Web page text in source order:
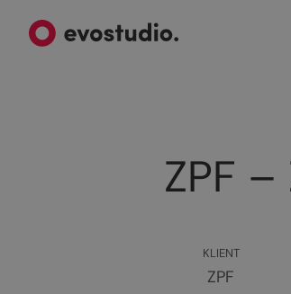
ZPF
KLIENT
ZPF